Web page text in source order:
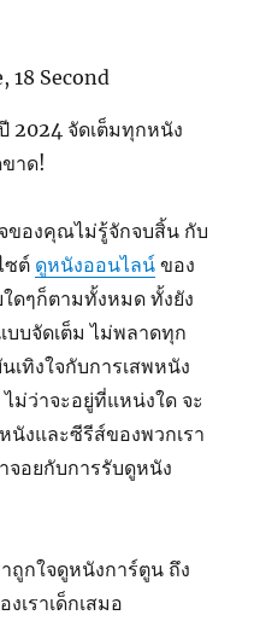
18 Second
2024 จัดเต็มทุกหนัง
าด!
ของคุณไม่รู้จักจบสิ้น กับ
ซต์ ดูหนังออนไลน์ ของ
ใดๆก็ตามทั้งหมด ทั้งยัง
บจัดเต็ม ไม่พลาดทุก
ทิงใจกับการเสพหนัง
ม่ว่าจะอยู่ที่แหน่งใด จะ
นังและซีรีส์ของพวกเรา
จอยกับการรับดูหนัง
ถูกใจดูหนังการ์ตูน ถึง
เราเด็กเสมอ